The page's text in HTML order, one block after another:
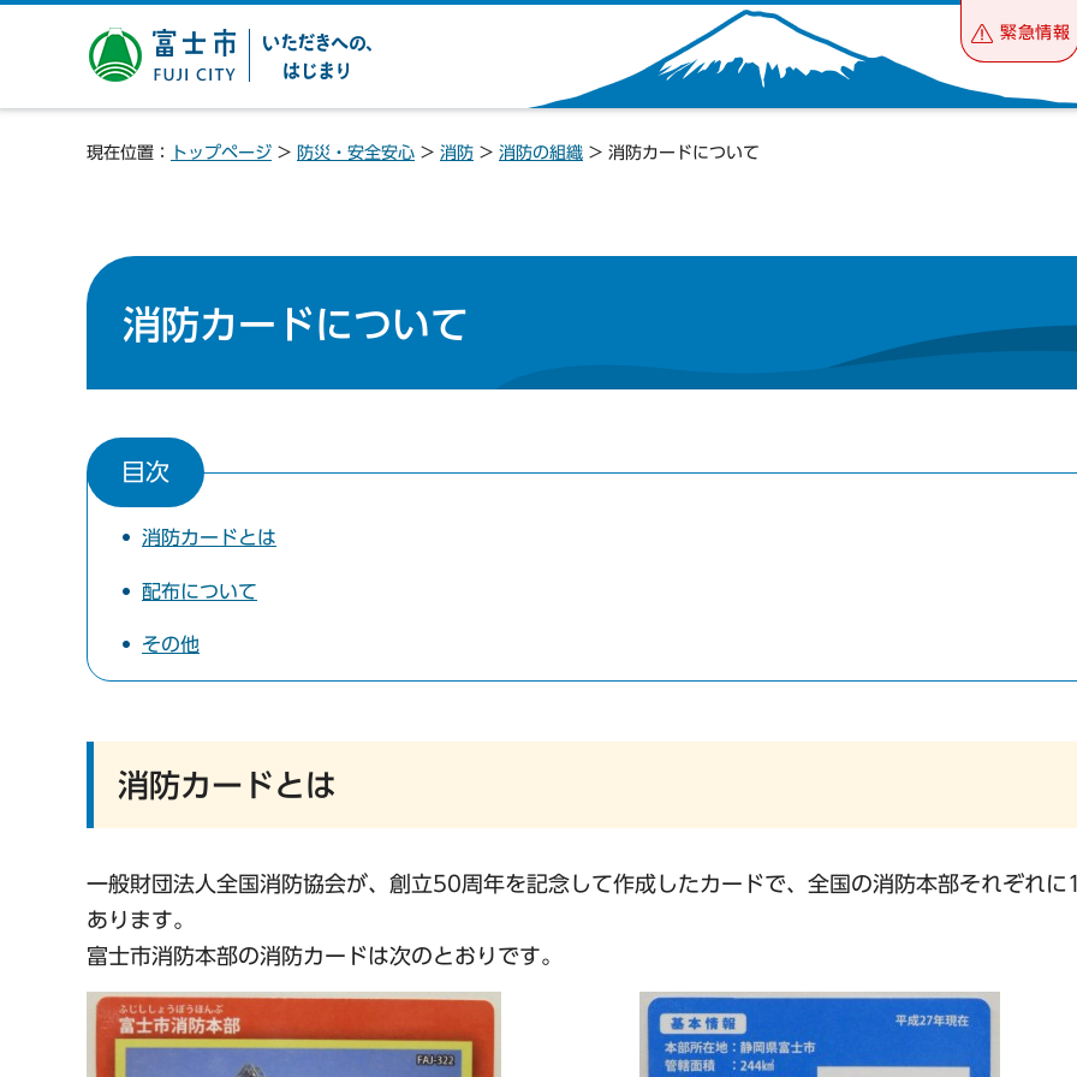
富士市 いただきへの、は
じまり
緊急情報
現在位置： トップページ > 防災・安全安心 > 消防 > 消防の組織 > 消防カードについて
消防カードについて
目次
消防カードとは
配布について
その他
消防カードとは
一般財団法人全国消防協会が、創立50周年を記念して作成したカードで、全国の消防本部それぞれに
あります。
富士市消防本部の消防カードは次のとおりです。